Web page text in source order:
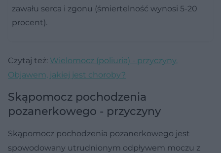
zawału serca i zgonu (śmiertelność wynosi 5-20
procent).
Czytaj też: Wielomocz (poliuria) - przyczyny.
Objawem, jakiej jest choroby?
Skąpomocz pochodzenia
pozanerkowego - przyczyny
Skąpomocz pochodzenia pozanerkowego jest
spowodowany utrudnionym odpływem moczu z